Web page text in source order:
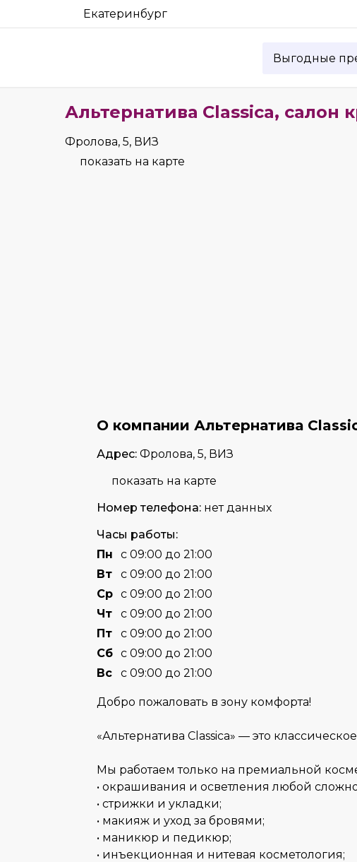
Екатеринбург
Выгодные
Альтернатива Classica, салон
Фролова, 5, ВИЗ
показать на карте
О компании Альтернатива
Адрес: Фролова, 5, ВИЗ
показать на карте
Номер телефона: нет данных
Часы работы:
Пн
с 09:00 до 21:00
Вт
с 09:00 до 21:00
Cр с 09:00 до 21:00
Чт
с 09:00 до 21:00
Пт
с 09:00 до 21:00
Сб с 09:00 до 21:00
Вс
с 09:00 до 21:00
Добро пожаловать в зону комфорта!
«Альтернатива Classica» — это
Мы работаем только на премиальной
• окрашивания и осветления любой
• стрижки и укладки;
• макияж и уход за бровями;
• маникюр и педикюр;
• инъекционная и нитевая косметология;